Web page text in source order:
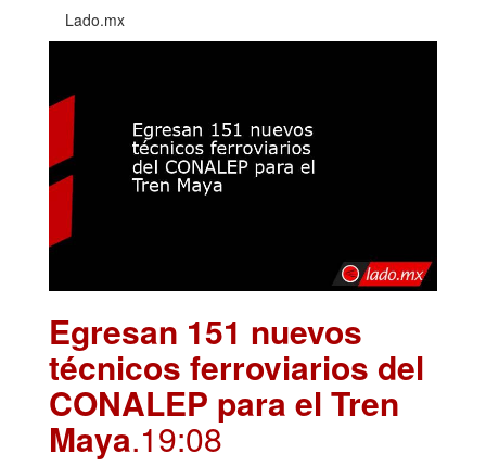
Lado.mx
Egresan 151 nuevos
técnicos ferroviarios del
CONALEP para el Tren
Maya.19:08